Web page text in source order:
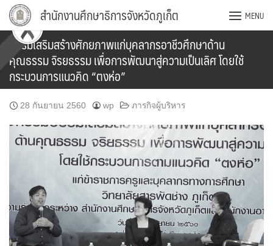
Skip
content
สำนักงานศึกษาธิการจังหวัดภูเก็ต MENU
อบรมเสริมสร้างศักยภาพแก่บุคลากรอาชีวศึกษาด้าน
คุณธรรม จิรยธรรม เพื่อการพัฒนาสู่ความเป็นเลิศ โดยใช้
กระบวนการแนวคิด “ตงห่อ”
28 กันยายน 2560 wp ภารกิจผู้บริหาร